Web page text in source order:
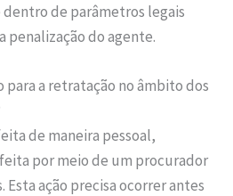
de parâmetros legais
penalização do agente.
a retratação no âmbito dos
de maneira pessoal,
por meio de um procurador
Esta ação precisa ocorrer antes